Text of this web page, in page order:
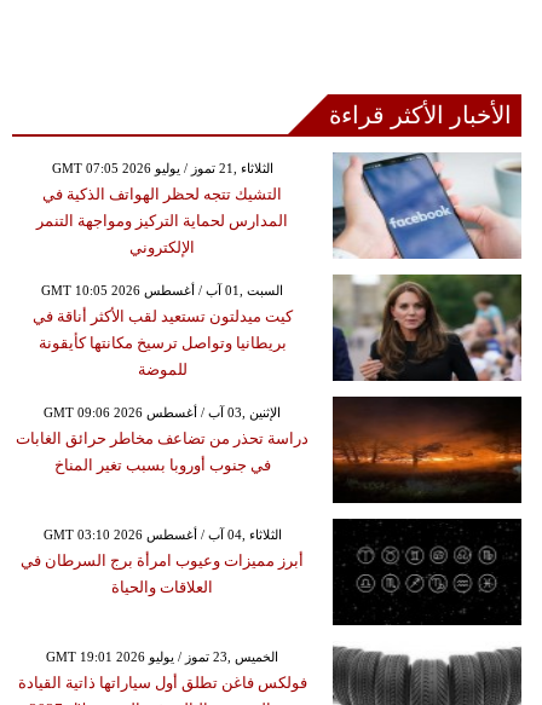
الأخبار الأكثر قراءة
GMT 07:05 2026 الثلاثاء ,21 تموز / يوليو
التشيك تتجه لحظر الهواتف الذكية في
المدارس لحماية التركيز ومواجهة التنمر
الإلكتروني
GMT 10:05 2026 السبت ,01 آب / أغسطس
كيت ميدلتون تستعيد لقب الأكثر أناقة في
بريطانيا وتواصل ترسيخ مكانتها كأيقونة
للموضة
GMT 09:06 2026 الإثنين ,03 آب / أغسطس
دراسة تحذر من تضاعف مخاطر حرائق الغابات
في جنوب أوروبا بسبب تغير المناخ
GMT 03:10 2026 الثلاثاء ,04 آب / أغسطس
أبرز مميزات وعيوب امرأة برج السرطان في
العلاقات والحياة
GMT 19:01 2026 الخميس ,23 تموز / يوليو
فولكس فاغن تطلق أول سياراتها ذاتية القيادة